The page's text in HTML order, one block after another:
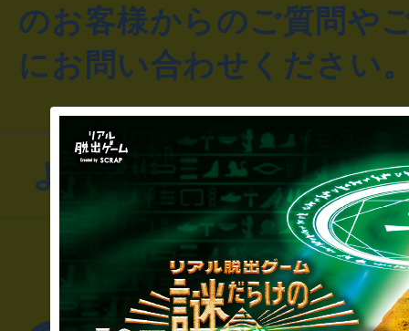
のお客様からのご質問や
にお問い合わせください
よくあるお問い合わせ
▼一般のお客様